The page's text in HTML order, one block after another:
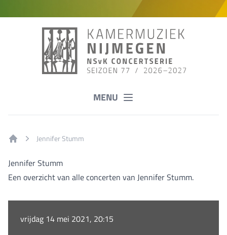
MENU
Jennifer Stumm
Jennifer Stumm
Een overzicht van alle concerten van Jennifer Stumm.
vrijdag 14 mei 2021, 20:15